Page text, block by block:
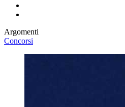
Argomenti
Concorsi